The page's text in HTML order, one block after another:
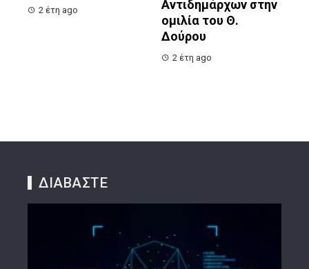
2 έτη ago
Αντιδημάρχων στην
ομιλία του Θ.
Δούρου
2 έτη ago
ΔΙΑΒΑΣΤΕ